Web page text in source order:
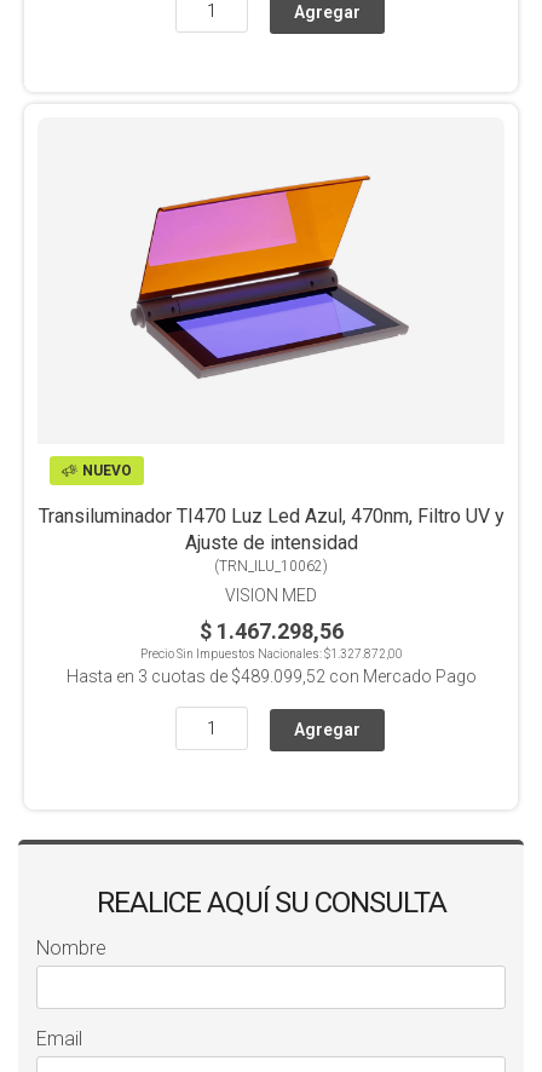
NUEVO
Transiluminador TI470 Luz Led Azul, 470nm, Filtro UV y
Ajuste de intensidad
(TRN_ILU_10062)
VISION MED
$ 1.467.298,56
Precio Sin Impuestos Nacionales:$1.327.872,00
Hasta en 3 cuotas de $489.099,52 con Mercado Pago
REALICE AQUÍ SU CONSULTA
Nombre
Email